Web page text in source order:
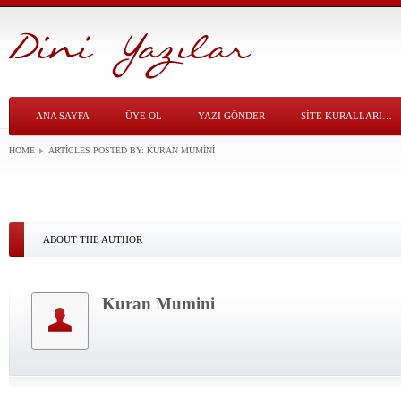
ANA SAYFA ÜYE OL YAZI GÖNDER SITE KURALLARI…
HOME ARTICLES POSTED BY: KURAN MUMINI
ABOUT THE AUTHOR
Kuran Mumini